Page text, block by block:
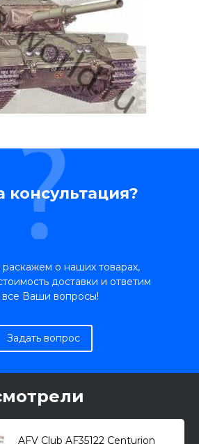
консультация?
о наших товарах,
доставки и ответим
все Ваши вопросы!
Задать вопрос
AFV Club AF35122 Centurion